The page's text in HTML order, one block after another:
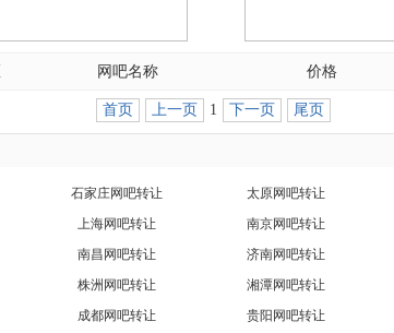
网吧名称 价格
首页 上一页 1 下一页 尾页
石家庄网吧转让 太原网吧转让
上海网吧转让 南京网吧转让
南昌网吧转让 济南网吧转让
株洲网吧转让 湘潭网吧转让
成都网吧转让 贵阳网吧转让